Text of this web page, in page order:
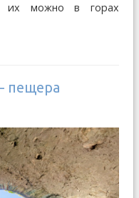
их можно в горах
пещера